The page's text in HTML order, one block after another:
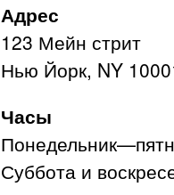
Адрес
123 Мейн стрит
Нью Йорк, NY
Часы
Суббота и